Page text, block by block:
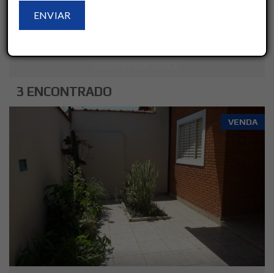
3 ENCONTRADO
VENDA